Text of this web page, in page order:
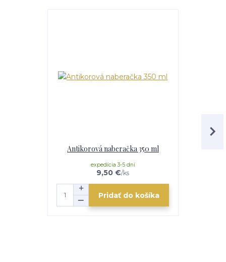
Antikorová naberačka 350 ml
9,50 €/ks
expedícia 3-5 dní
Pridať do košíka